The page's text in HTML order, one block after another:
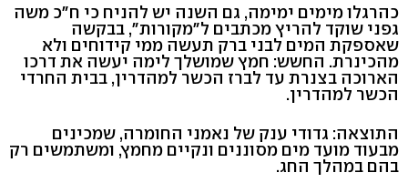
כהרגלו מימים ימימה, גם השנה יש להניח כי ח"כ משה
גפני שוקד להריץ מכתבים ל"מקורות", בבקשה
שאספקת המים לבני ברק תעשה ממי קידוחים ולא
מהכינרת. החשש: חמץ שמושלך לימה יעשה את דרכו
הארוכה בצנרת עד לברז הכשר למהדרין, בבית החרדי
הכשר למהדרין.
התוצאה: גדודי ענק של נאמני החומרה, שמכינים
מבעוד מועד מים מסוננים ונקיים מחמץ, ומשתמשים רק
בהם במהלך החג.